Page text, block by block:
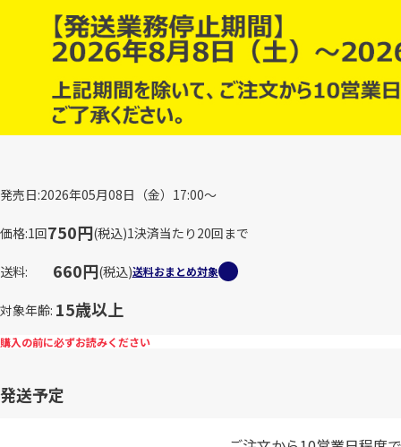
発売日 2026年05月08日（金）17:00～
価格 1回750円(税込)1決済当たり20回まで
送料 660円(税込)送料おまとめ対象
対象年齢 15歳以上
購入の前に必ずお読みください
発送予定